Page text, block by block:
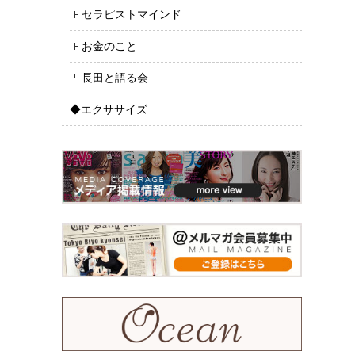
セラピストマインド
お金のこと
長田と語る会
◆エクササイズ